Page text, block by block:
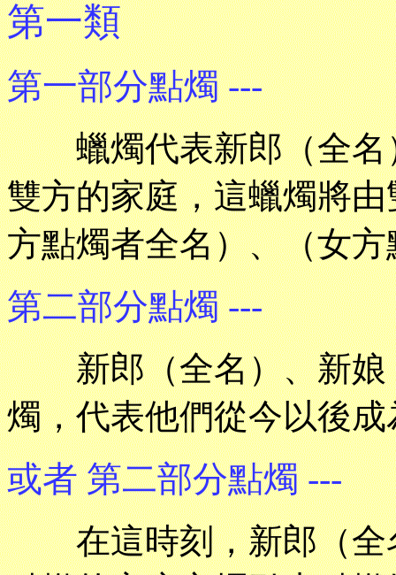
第一類
第一部分點燭 ---
蠟燭代表新郎（全名
雙方的家庭，這蠟燭將
方點燭者全名）、（女
第二部分點燭 ---
新郎（全名）、新娘
燭，代表他們從今以後
或者 第二部分點燭 ---
在這時刻，新郎（全